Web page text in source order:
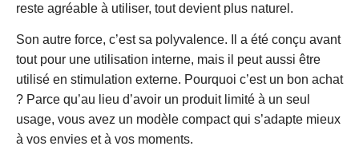
reste agréable à utiliser, tout devient plus naturel.
Son autre force, c’est sa polyvalence. Il a été conçu avant
tout pour une utilisation interne, mais il peut aussi être
utilisé en stimulation externe. Pourquoi c’est un bon achat
? Parce qu’au lieu d’avoir un produit limité à un seul
usage, vous avez un modèle compact qui s’adapte mieux
à vos envies et à vos moments.